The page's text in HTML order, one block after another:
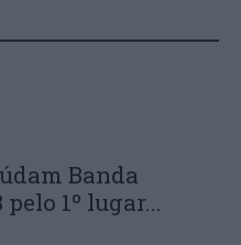
Banda
1º lugar...